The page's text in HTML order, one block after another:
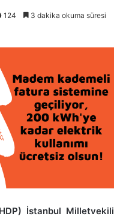
124 3 dakika okuma süresi
İstanbul Milletvekili